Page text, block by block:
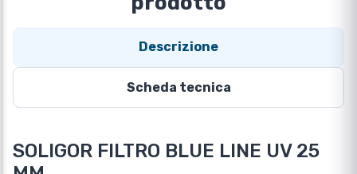
Descrizione
Scheda tecnica
SOLIGOR FILTRO BLUE LINE UV 25